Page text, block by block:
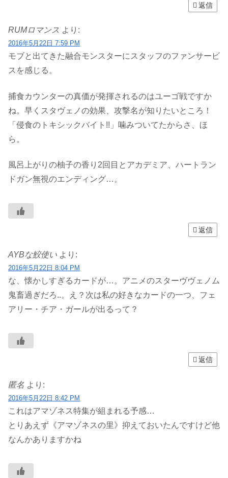
返信
RUMロマンス より:
2016年5月22日 7:59 PM
モブと出てきた融合モンスターにスタッフのファンサービ
スを感じる。
捕食カウンターの真価が発揮されるのはユーゴ戦ですか
ね。早くスタヴェノの効果、攻撃名が知りたいところ！
「侵食のトキシックバイト!!」噛みついてたからさ、ほ
ら。
風呂上がりの柚子の香り2回目とアカデミア、ハートラン
ドガン無視のエンディング…。
返信
AYBな鮫使い より:
2016年5月22日 8:04 PM
な、懐かしすぎるカードが…。アニメのスターヴヴェノム
鬼畜過ぎだろ..。え？次は私の好きなカードの一つ、フェ
アリー・チア・ガールが出るって？
返信
匿名 より:
2016年5月22日 8:42 PM
これはアマゾネス特集が組まれる予感…
とりあえず《アマゾネスの里》抑えておいたんですけど他
なんかありますかね